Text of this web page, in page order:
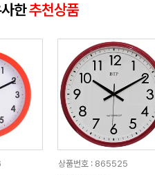
한추천상품
상품번호 : 865525